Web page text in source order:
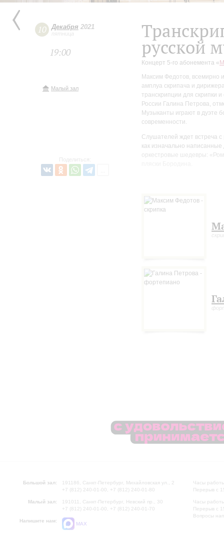
10 Декабря 2021
пятница
19:00
Малый зал
Поделиться:
русской
Концерт 5-го абонемента «
Максим Федотов, всемирно
амплуа скрипача и
транскрипции для скрипки
России Галина Петрова,
Музыканты играют в дуэте
современности.
Слушателей ждет встреча с
как изначально
оркестровые шедевры:
Большой зал:
191186, Санкт-Петербург, Михайловская ул., 2
+7 (812) 240-01-00, +7 (812) 240-01-80
Малый зал:
191011, Санкт-Петербург, Невский пр., 30
+7 (812) 240-01-00, +7 (812) 240-01-70
Напишите нам:
MAX
Часы
Перерыв с
Часы
Перерыв с
Вопросы